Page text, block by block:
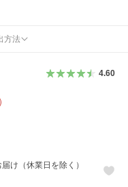
方法
4.60
け（休業日を除く）